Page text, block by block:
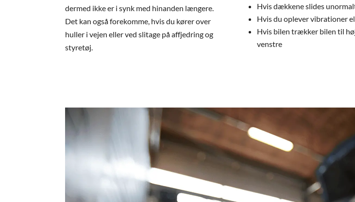
dermed ikke er i synk med hinanden længere.
Det kan også forekomme, hvis du kører over
huller i vejen eller ved slitage på affjedring og
styretøj.
Hvis dækkene slides
Hvis du oplever vibrationer
Hvis bilen trækker bilen til
venstre